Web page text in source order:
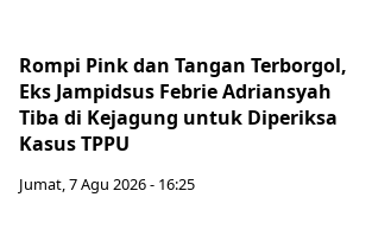
Rompi Pink dan Tangan Terborgol,
Eks Jampidsus Febrie Adriansyah
Tiba di Kejagung untuk Diperiksa
Kasus TPPU
Jumat, 7 Agu 2026 - 16:25